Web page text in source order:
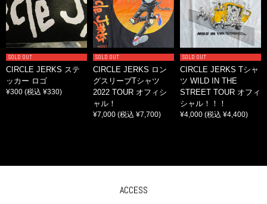
SOLD OUT
CIRCLE JERKS ステ
ッカー ロゴ
¥300 (税込 ¥330)
SOLD OUT
CIRCLE JERKS ロン
グスリーブTシャツ
2022 TOUR オフィシ
ャル！
¥7,000 (税込 ¥7,700)
SOLD OUT
CIRCLE JERKS Tシャ
ツ WILD IN THE
STREET TOUR オフィ
シャル！！！
¥4,000 (税込 ¥4,400)
ACCESS